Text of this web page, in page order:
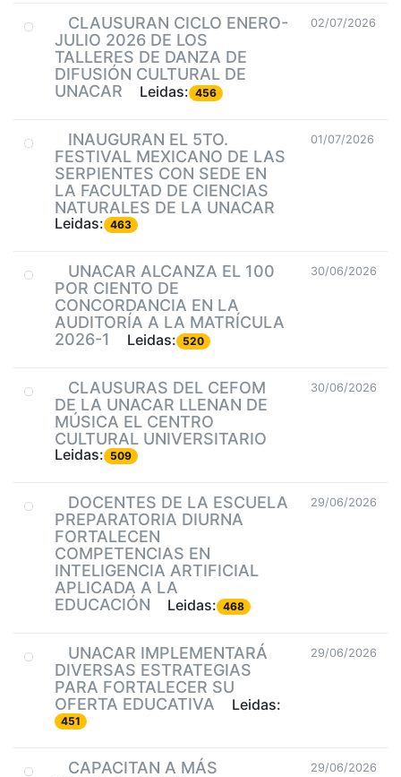
CLAUSURAN CICLO ENERO-
JULIO 2026 DE LOS
TALLERES DE DANZA DE
DIFUSIÓN CULTURAL DE
UNACAR
Leidas: 456
02/07/2026
INAUGURAN EL 5TO.
FESTIVAL MEXICANO DE LAS
SERPIENTES CON SEDE EN
LA FACULTAD DE CIENCIAS
NATURALES DE LA UNACAR
Leidas: 463
01/07/2026
UNACAR ALCANZA EL 100
POR CIENTO DE
CONCORDANCIA EN LA
AUDITORÍA A LA MATRÍCULA
2026-1
Leidas: 520
30/06/2026
CLAUSURAS DEL CEFOM
DE LA UNACAR LLENAN DE
MÚSICA EL CENTRO
CULTURAL UNIVERSITARIO
Leidas: 509
30/06/2026
DOCENTES DE LA ESCUELA
PREPARATORIA DIURNA
FORTALECEN
COMPETENCIAS EN
INTELIGENCIA ARTIFICIAL
APLICADA A LA
EDUCACIÓN
Leidas: 468
29/06/2026
UNACAR IMPLEMENTARÁ
DIVERSAS ESTRATEGIAS
PARA FORTALECER SU
OFERTA EDUCATIVA
Leidas:
451
29/06/2026
CAPACITAN A MÁS
29/06/2026